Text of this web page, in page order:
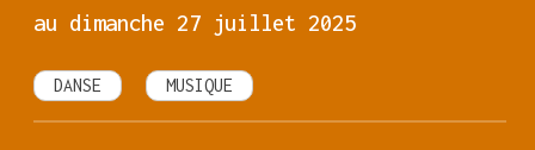
au dimanche 27 juillet 2025
DANSE MUSIQUE